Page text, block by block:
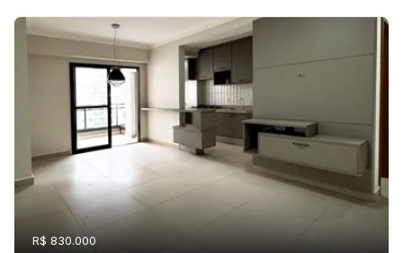
R$ 830.000